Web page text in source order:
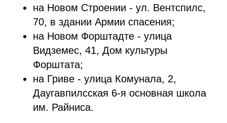
на Новом Строении - ул. Вентспилс,
70, в здании Армии спасения;
на Новом Форштадте - улица
Видземес, 41, Дом культуры
Форштата;
на Гриве - улица Комунала, 2,
Даугавпилсская 6-я основная школа
им. Райниса.